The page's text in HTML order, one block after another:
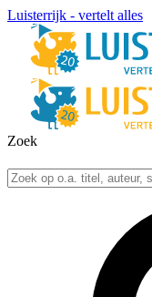
Luisterrijk - vertelt alles
Zoek